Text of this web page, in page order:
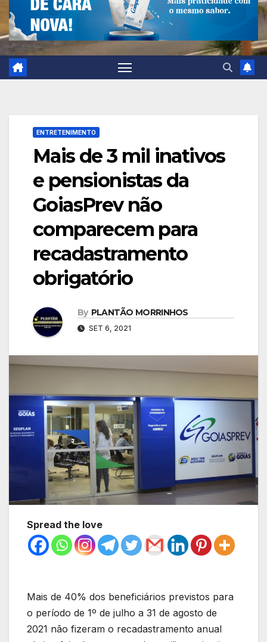
ENTRETENIMENTO
Mais de 3 mil inativos
e pensionistas da
GoiasPrev não
comparecem para
recadastramento
obrigatório
By PLANTÃO MORRINHOS
SET 6, 2021
Spread the love
Mais de 40% dos beneficiários previstos para
o período de 1º de julho a 31 de agosto de
2021 não fizeram o recadastramento anual